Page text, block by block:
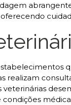
realizam
veterinárias